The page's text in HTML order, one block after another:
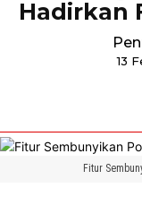
Hadirkan
13
Fitur